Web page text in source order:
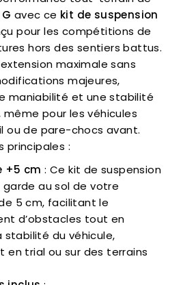
avec ce kit de suspension
pour les compétitions de
hors des sentiers battus.
maximale sans
majeures,
maniabilité et une stabilité
pour les véhicules
ou de pare-chocs avant.
principales :
+5 cm : Ce kit de suspension
au sol de votre
5 cm, facilitant le
d’obstacles tout en
stabilité du véhicule,
en trial ou sur des terrains